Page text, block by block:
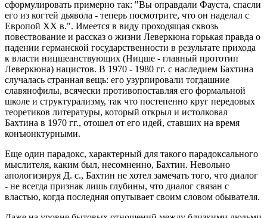
сформулировать примерно так: "Вы оправдали Фауста, спасли
его из когтей дьявола - теперь посмотрите, что он наделал с
Европой ХХ в.". Имеется в виду проходящая сквозь
повествование и рассказ о жизни Леверкюна горькая правда о
падении германской государственности в результате прихода
к власти ницшеанствующих (Ницше - главный прототип
Леверкюна) нацистов. В 1970 - 1980 гг. с наследием Бахтина
случалась странная вещь: его узурпировали тогдашние
славянофилы, всячески противопоставляя его формальной
школе и структурализму, так что постепенно круг передовых
теоретиков литературы, который открыл и истолковал
Бахтина в 1970 гг., отошел от его идей, ставших на время
конъюнктурными.
Еще один парадокс, характерный для такого парадоксального
мыслителя, каким был, несомненно, Бахтин. Невольно
апологизируя Д. с., Бахтин не хотел замечать того, что диалог
- не всегда признак лишь глубины, что диалог связан с
властью, когда последняя опутывает своим словом обывателя.